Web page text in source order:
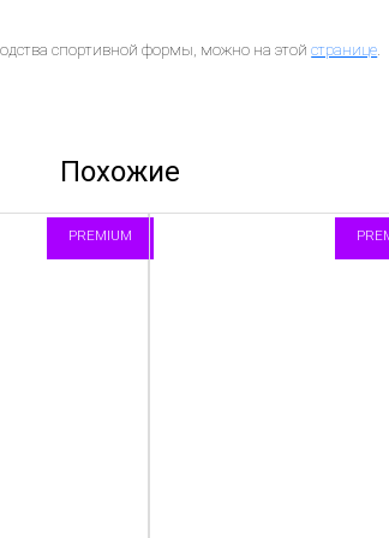
спортивной формы, можно на этойстранице.
Похожие
PREMIUM